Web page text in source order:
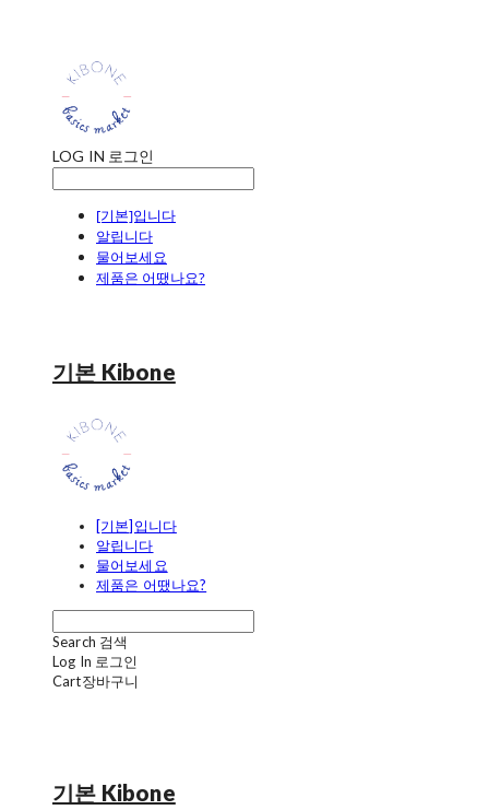
LOG IN 로그인
[기본]입니다
알립니다
물어보세요
제품은 어땠나요?
기본 Kibone
[기본]입니다
알립니다
물어보세요
제품은 어땠나요?
Search 검색
Log In 로그인
Cart장바구니
기본 Kibone